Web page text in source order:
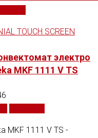
TOUCH SCREEN
электро
MKF 1111 V TS
MKF 1111 V TS -